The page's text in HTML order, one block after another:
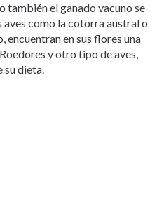
también el ganado vacuno se
aves como la cotorra austral o
encuentran en sus flores una
y otro tipo de aves,
su dieta.